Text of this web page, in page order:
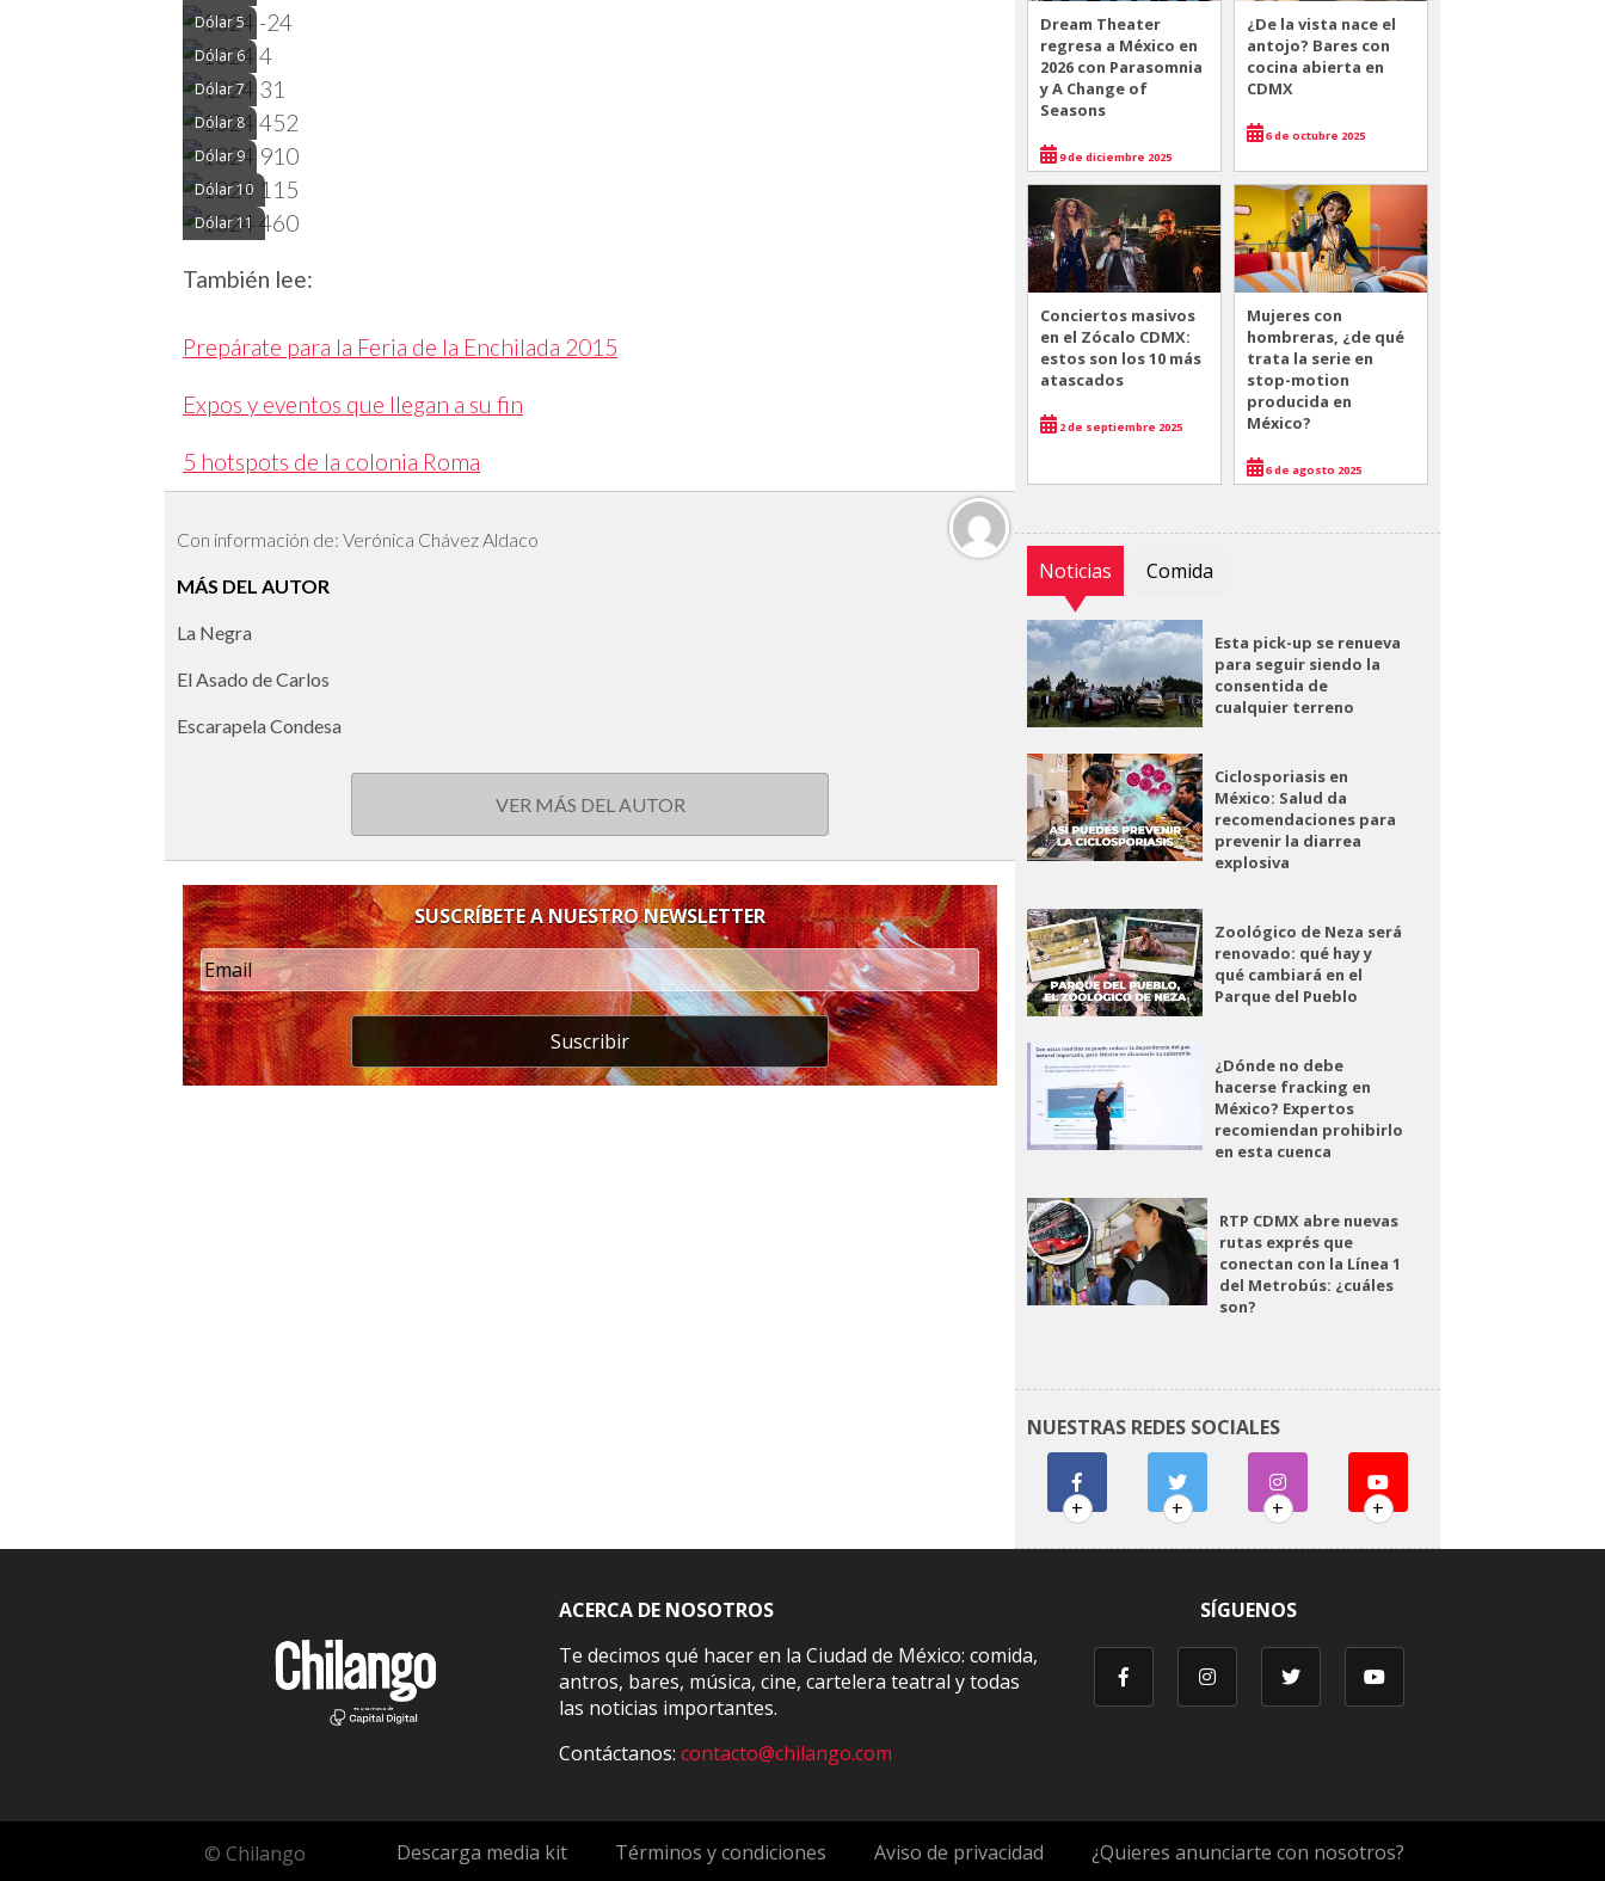
Dólar 5
Dólar 6
Dólar 7
Dólar 8
Dólar 9
Dólar 10
Dólar 11
También lee:
Prepárate para la Feria de la Enchilada 2015
Expos y eventos que llegan a su fin
5 hotspots de la colonia Roma
Con información de: Verónica Chávez Aldaco
MÁS DEL AUTOR
La Negra
El Asado de Carlos
Escarapela Condesa
VER MÁS DEL AUTOR
SUSCRÍBETE A NUESTRO NEWSLETTER
Suscribir
Dream Theater
regresa a México en
2026 con Parasomnia
y A Change of
Seasons
9 de diciembre 2025
¿De la vista nace el
antojo? Bares con
cocina abierta en
CDMX
6 de octubre 2025
Conciertos masivos
en el Zócalo CDMX:
estos son los 10 más
atascados
2 de septiembre 2025
Mujeres con
hombreras, ¿de qué
trata la serie en
stop-motion
producida en
México?
6 de agosto 2025
Noticias Comida
Esta pick-up se renueva
para seguir siendo la
consentida de
cualquier terreno
Ciclosporiasis en
México: Salud da
recomendaciones para
prevenir la diarrea
explosiva
Zoológico de Neza será
renovado: qué hay y
qué cambiará en el
Parque del Pueblo
¿Dónde no debe
hacerse fracking en
México? Expertos
recomiendan prohibirlo
en esta cuenca
RTP CDMX abre nuevas
rutas exprés que
conectan con la Línea 1
del Metrobús: ¿cuáles
son?
NUESTRAS REDES SOCIALES
+ + + +
ACERCA DE NOSOTROS
Te decimos qué hacer en la Ciudad de México: comida,
antros, bares, música, cine, cartelera teatral y todas
las noticias importantes.
Contáctanos:contacto@chilango.com
SÍGUENOS
© Chilango Descarga media kit Términos y condiciones Aviso de privacidad ¿Quieres anunciarte con nosotros?